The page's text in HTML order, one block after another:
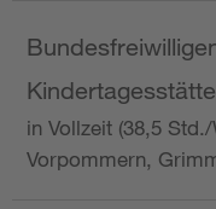
in Vollzeit (38,5
Vorpommern,